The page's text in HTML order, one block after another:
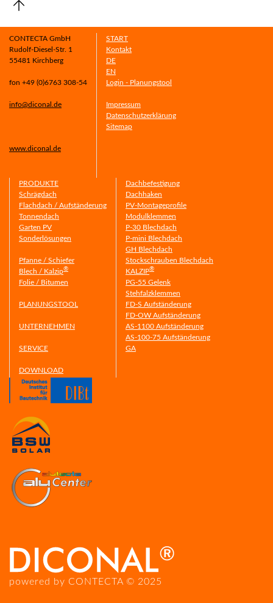
CONTECTA GmbH
Rudolf-Diesel-Str. 1
55481 Kirchberg
fon +49 (0)6763 308-54
info@diconal.de
www.diconal.de
START
Kontakt
DE
EN
Login - Planungstool
Impressum
Datenschutzerklärung
Sitemap
PRODUKTE
Schrägdach
Flachdach / Aufständerung
Tonnendach
Garten PV
Sonderlösungen
Pfanne / Schiefer
Blech / Kalzip®
Folie / Bitumen
PLANUNGSTOOL
UNTERNEHMEN
SERVICE
DOWNLOAD
Dachbefestigung
Dachhaken
PV-Montageprofile
Modulklemmen
P-30 Blechdach
P-mini Blechdach
GH Blechdach
Stockschrauben Blechdach
KALZIP®
PG-55 Gelenk
Stehfalzklemmen
FD-S Aufständerung
FD-OW Aufständerung
AS-1100 Aufständerung
AS-100-75 Aufständerung
GA
powered by CONTECTA © 2025